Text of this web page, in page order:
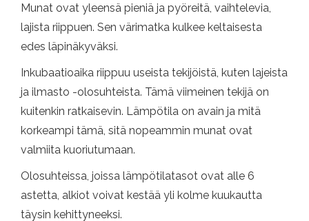
Munat ovat yleensä pieniä ja pyöreitä, vaihtelevia,
lajista riippuen. Sen värimatka kulkee keltaisesta
edes läpinäkyväksi.
Inkubaatioaika riippuu useista tekijöistä, kuten lajeista
ja ilmasto -olosuhteista. Tämä viimeinen tekijä on
kuitenkin ratkaisevin. Lämpötila on avain ja mitä
korkeampi tämä, sitä nopeammin munat ovat
valmiita kuoriutumaan.
Olosuhteissa, joissa lämpötilatasot ovat alle 6
astetta, alkiot voivat kestää yli kolme kuukautta
täysin kehittyneeksi.